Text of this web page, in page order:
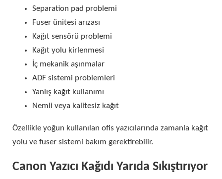
Separation pad problemi
Fuser ünitesi arızası
Kağıt sensörü problemi
Kağıt yolu kirlenmesi
İç mekanik aşınmalar
ADF sistemi problemleri
Yanlış kağıt kullanımı
Nemli veya kalitesiz kağıt
Özellikle yoğun kullanılan ofis yazıcılarında zamanla kağıt
yolu ve fuser sistemi bakım gerektirebilir.
Canon Yazıcı Kağıdı Yarıda Sıkıştırıyor